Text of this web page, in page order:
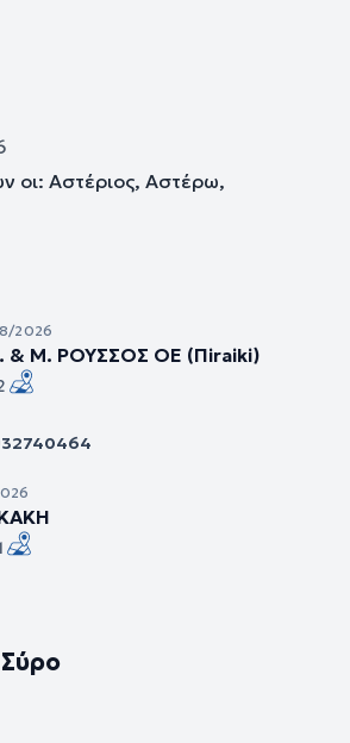
οι: Αστέριος, Αστέρω,
2026
& Μ. ΡΟΥΣΣΟΣ ΟΕ (Πiraiki)